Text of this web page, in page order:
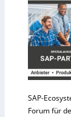
SAP-
Forum für